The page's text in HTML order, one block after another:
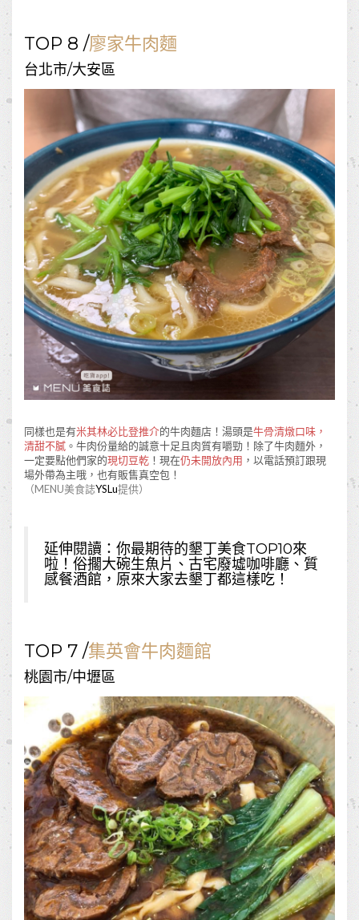
TOP 8 /廖家牛肉麵
台北市/大安區
同樣也是有米其林必比登推介的牛肉麵店！湯頭是牛骨清燉口味，
清甜不膩 。牛肉份量給的誠意十足且肉質有嚼勁！除了牛肉麵外，
一定要點他們家的現切豆乾 ！現在仍未開放內用 ，以電話預訂跟現
場外帶為主哦，也有販售真空包！
（MENU美食誌YSLu提供）
延伸閱讀： 你最期待的墾丁美食TOP10來
啦！俗擱大碗生魚片、古宅廢墟咖啡廳、質
感餐酒館，原來大家去墾丁都這樣吃！
TOP 7 /集英會牛肉麵館
桃園市/中壢區